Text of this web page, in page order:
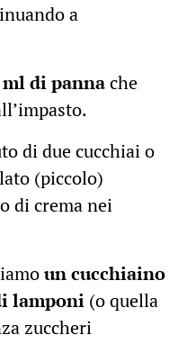
a
ml di pannache
di due cucchiai o
(piccolo)
di crema nei
un cucchiaino
lamponi (o quella
zuccheri